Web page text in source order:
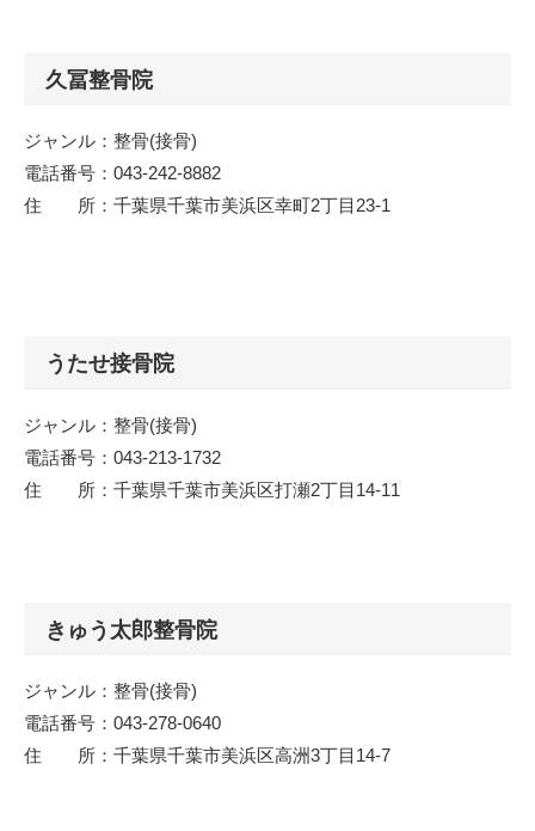
久冨整骨院
ジャンル：整骨(接骨)
電話番号：043-242-8882
住 所：千葉県千葉市美浜区幸町2丁目23-1
うたせ接骨院
ジャンル：整骨(接骨)
電話番号：043-213-1732
住 所：千葉県千葉市美浜区打瀬2丁目14-11
きゅう太郎整骨院
ジャンル：整骨(接骨)
電話番号：043-278-0640
住 所：千葉県千葉市美浜区高洲3丁目14-7